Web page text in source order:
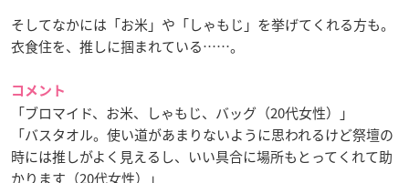
そしてなかには「お米」や「しゃもじ」を挙げてくれる方も。
衣食住を、推しに掴まれている……。
コメント
「ブロマイド、お米、しゃもじ、バッグ（20代女性）」
「バスタオル。使い道があまりないように思われるけど祭壇の
時には推しがよく見えるし、いい具合に場所もとってくれて助
かります（20代女性）」